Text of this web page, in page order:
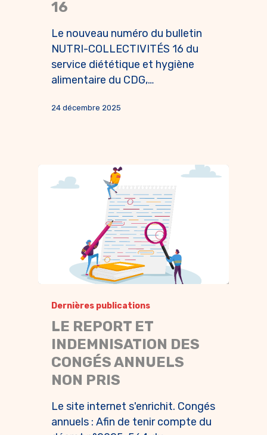
16
Le nouveau numéro du bulletin
NUTRI-COLLECTIVITÉS 16 du
service diététique et hygiène
alimentaire du CDG,…
24 décembre 2025
Dernières publications
LE REPORT ET
INDEMNISATION DES
CONGÉS ANNUELS
NON PRIS
Le site internet s'enrichit. Congés
annuels : Afin de tenir compte du